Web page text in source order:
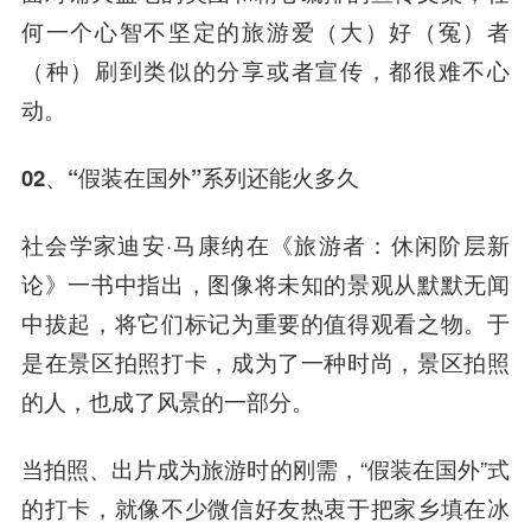
何一个心智不坚定的旅游爱（大）好（冤）者
（种） 刷到类似的分享或者宣传，都很难不心
动。
02、“假装在国外”系列还能火多久
社会学家迪安·马康纳在 《旅游者：休闲阶层新
论》一书中指出，图像将未知的景观从默默无闻
中拔起，将它们标记为重要的值得观看之物。于
是在景区拍照打卡，成为了一种时尚，景区拍照
的人，也成了风景的一部分。
当拍照、出片成为旅游时的刚需，“假装在国外”式
的打卡，就像不少微信好友热衷于把家乡填在冰